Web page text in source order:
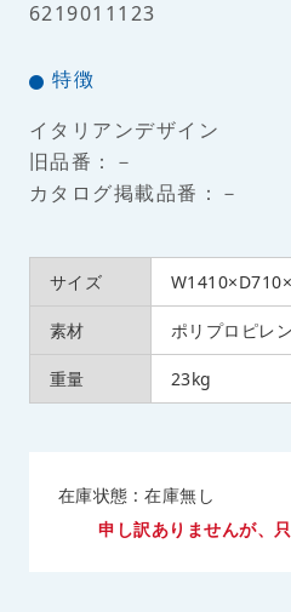
6219011123
特徴
イタリアンデザイン
旧品番：－
カタログ掲載品番：－
サイズ
素材 ポリプロピレン
重量 23kg
在庫状態 : 在庫無し
申し訳ありませんが、